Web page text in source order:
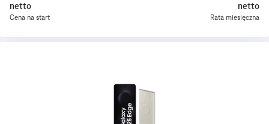
netto
Cena na start
netto
Rata miesięczna